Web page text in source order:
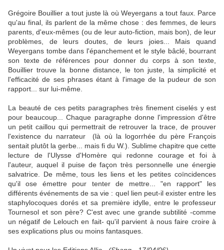
Grégoire Bouillier a tout juste là où Weyergans a tout faux. Parce
qu'au final, ils parlent de la même chose : des femmes, de leurs
parents, d'eux-mêmes (ou de leur auto-fiction, mais bon), de leur
problèmes, de leurs doutes, de leurs joies... Mais quand
Weyergans tombe dans l'épanchement et le style bâclé, bourrant
son texte de références pour donner du corps à son texte,
Bouillier trouve la bonne distance, le ton juste, la simplicité et
l'efficacité de ses phrases étant à l'image de la pudeur de son
rapport... sur lui-même.
La beauté de ces petits paragraphes très finement ciselés y est
pour beaucoup... Chaque paragraphe donne l'impression d'être
un petit caillou qui permettrait de retrouver la trace, de prouver
l'existence du narrateur (là où la logorrhée du père François
sentait plutôt la gerbe... mais fi du W.). Sublime chapitre que cette
lecture de l'Ulysse d'Homère qui redonne courage et foi à
l'auteur, auquel il puise de façon très personnelle une énergie
salvatrice. De même, tous les liens et les petites coïncidences
qu'il ose émettre pour tenter de mettre... "en rapport" les
différents événements de sa vie : quel lien peut-il exister entre les
staphylocoques dorés et sa première idylle, entre le professeur
Tournesol et son père? C'est avec une grande subtilité -comme
un négatif de Lelouch en fait- qu'il parvient à nous faire croire à
ses explications plus ou moins fantasques.